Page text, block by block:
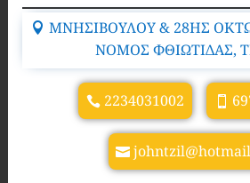
ΜΝΗΣΙΒΟΥΛΟΥ & 28ΗΣ
ΝΟΜΟΣ ΦΘΙΩΤΙΔΑΣ,
2234031002